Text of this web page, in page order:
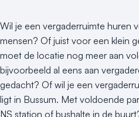
Wil je een vergaderruimte huren
mensen? Of juist voor een klein
moet de locatie nog meer aan
bijvoorbeeld al eens aan
gedacht? Of wil je een
ligt in Bussum. Met voldoende
NS station of bushalte in de